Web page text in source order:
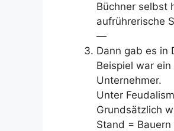
Büchner selbst
aufrührerische
—
Dann gab es in
Beispiel war
Unternehmer.
Unter
Grundsätzlich
Stand =